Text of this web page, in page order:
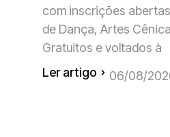
com inscrições
de Dança, Artes
Gratuitos e voltados à
Ler artigo
06/08/